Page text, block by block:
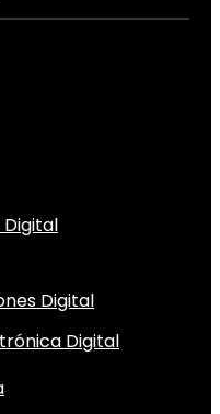
Digital
Digital